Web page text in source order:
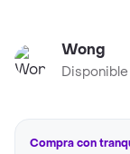
Wong
Compra con